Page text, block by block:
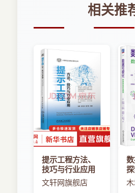
3.3.7 微机Cache系统
3.4.1 存储器管理方式
3.4.3 地址的映像与变换
3.4.4 段式虚拟存储器
3.4.5 页式虚拟存储器
3.4.6 段页式虚拟存储器
3.4.7 加快内部地址变换的方法
3.4.8 页面替换算法
3.4.9 提高主存命中率的方法
3.4.10 微机的虚拟存储器
3.5 存储器保护技术
3.6 习题
第4章 流水线技术
4.1 系统结构中的并行性概念
CPU构成、计算机的数据表示
统的设计思想、计算机总线技
处理机与I／O处理机技术等。
理、相联存储器、高速缓冲存
拟存储器原理、存储器管理模
等。
第4章介绍了流水线并行技术
量流水线的工作原理、流水线
方法、流水线的实现与控制、
及非线性流水线的预约表控制
的流水线实例。
第5章主要介绍了RISC指令
指令集为例介绍了RISC：指令
第6章主要介绍了并行处理的
了多处理机的基本结构、类型
相关推
提示工程方法、
技巧与行业应用
文轩网旗舰店